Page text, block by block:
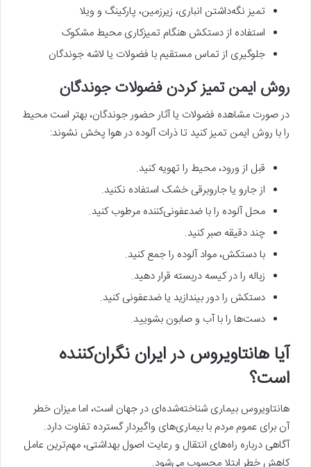
تمیز نگه‌داشتن انباری، زیرزمین، پارکینگ و ویلا
استفاده از دستکش هنگام تمیزکاری محیط مشکوک
جلوگیری از تماس مستقیم با فضولات یا لاشه جوندگان
روش ایمن تمیز کردن فضولات جوندگان
در صورت مشاهده فضولات یا آثار حضور جوندگان، بهتر است محیط
را با روش ایمن تمیز کنید تا ذرات آلوده در هوا پخش نشوند:
قبل از ورود، محیط را تهویه کنید.
از جارو یا جاروبرقی خشک استفاده نکنید.
محل آلوده را با ضدعفونی‌کننده مرطوب کنید.
چند دقیقه صبر کنید.
با دستکش، مواد آلوده را جمع کنید.
زباله را در کیسه دربسته قرار دهید.
دستکش را دور بیندازید یا ضدعفونی کنید.
دست‌ها را با آب و صابون بشویید.
آیا هانتاویروس در ایران نگران‌کننده
است؟
هانتاویروس بیماری شناخته‌شده‌ای در جهان است، اما میزان خطر
آن برای عموم مردم با بیماری‌های واگیردار گسترده تفاوت دارد.
آگاهی درباره راه‌های انتقال و رعایت اصول بهداشتی، مهم‌ترین عامل
کاهش خطر ابتلا محسوب می‌شود.